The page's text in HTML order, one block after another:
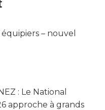
– nouvel
: Le National
approche à grands